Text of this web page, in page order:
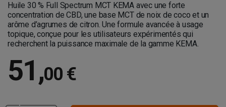
Huile 30 % Full Spectrum MCT KEMA avec une forte
concentration de CBD, une base MCT de noix de coco et un
arôme d’agrumes de citron. Une formule avancée à usage
topique, conçue pour les utilisateurs expérimentés qui
recherchent la puissance maximale de la gamme KEMA.
51,00 €